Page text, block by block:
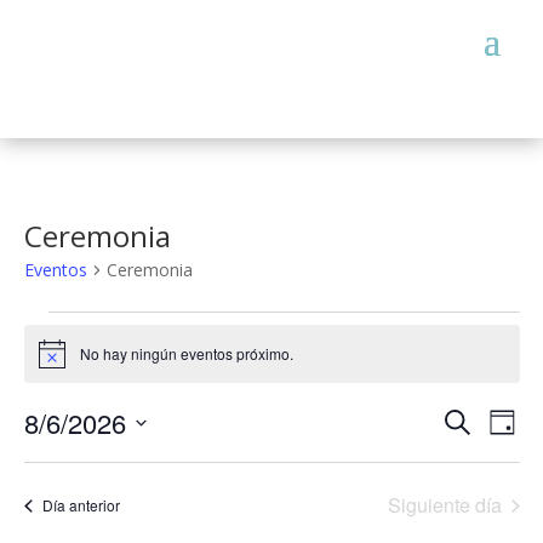
Ceremonia
Eventos Ceremonia
Eventos
for
2026
Notice No hay ningún eventos próximo.
Búsqueda
y
navegació
vistas
Buscarde
de
Día
8/6/2026
Día anterior Siguiente día